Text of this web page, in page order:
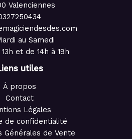
Valenciennes
au Samedi
et de 14h à 19h
utiles
À propos
Contact
Légales
de confidentialité
Générales de Vente